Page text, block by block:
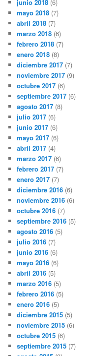
junio 2018 (6)
mayo 2018 (7)
abril 2018 (7)
marzo 2018 (6)
febrero 2018 (7)
enero 2018 (8)
diciembre 2017 (7)
noviembre 2017 (9)
octubre 2017 (6)
septiembre 2017 (6)
agosto 2017 (8)
julio 2017 (6)
junio 2017 (6)
mayo 2017 (6)
abril 2017 (4)
marzo 2017 (6)
febrero 2017 (7)
enero 2017 (7)
diciembre 2016 (6)
noviembre 2016 (6)
octubre 2016 (7)
septiembre 2016 (5)
agosto 2016 (5)
julio 2016 (7)
junio 2016 (6)
mayo 2016 (6)
abril 2016 (5)
marzo 2016 (5)
febrero 2016 (5)
enero 2016 (5)
diciembre 2015 (5)
noviembre 2015 (6)
octubre 2015 (6)
septiembre 2015 (7)